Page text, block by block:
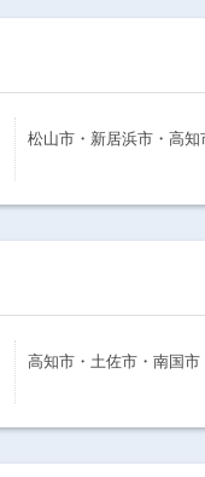
松山市・新居浜市・高知
高知市・土佐市・南国市